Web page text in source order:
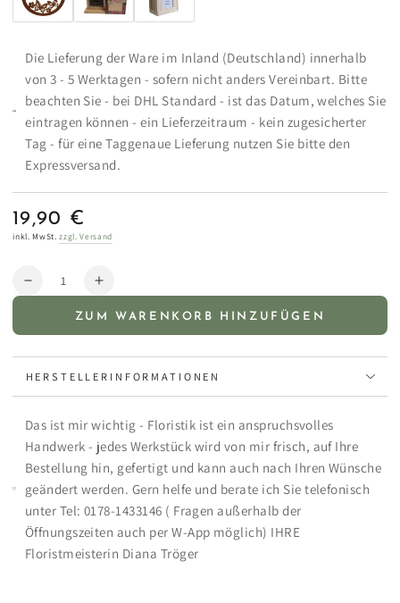
Die Lieferung der Ware im Inland (Deutschland) innerhalb
von 3 - 5 Werktagen - sofern nicht anders Vereinbart. Bitte
beachten Sie - bei DHL Standard - ist das Datum, welches Sie
eintragen können - ein Lieferzeitraum - kein zugesicherter
Tag - für eine Taggenaue Lieferung nutzen Sie bitte den
Expressversand.
Regulärer
Preis
19,90 €
inkl. MwSt.zzgl. Versand
Anzahl
Verringere
Ewige
Gelassenheit
-
Rose
Hellblau
-
als
Geschenk
Erhöhe
Menge
Ewige
Gelassenheit
-
Rose
Hellblau
-
als
ZUM WARENKORB HINZUFÜGEN
HERSTELLERINFORMATIONEN
Das ist mir wichtig - Floristik ist ein anspruchsvolles
Handwerk - jedes Werkstück wird von mir frisch, auf Ihre
Bestellung hin, gefertigt und kann auch nach Ihren Wünsche
geändert werden. Gern helfe und berate ich Sie telefonisch
unter Tel: 0178-1433146 ( Fragen außerhalb der
Öffnungszeiten auch per W-App möglich) IHRE
Floristmeisterin Diana Tröger